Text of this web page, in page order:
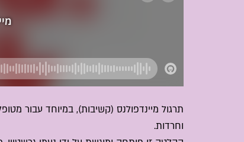
תרגול מיינדפולנס (קשיבות), במיוחד עבור
וחרדות.